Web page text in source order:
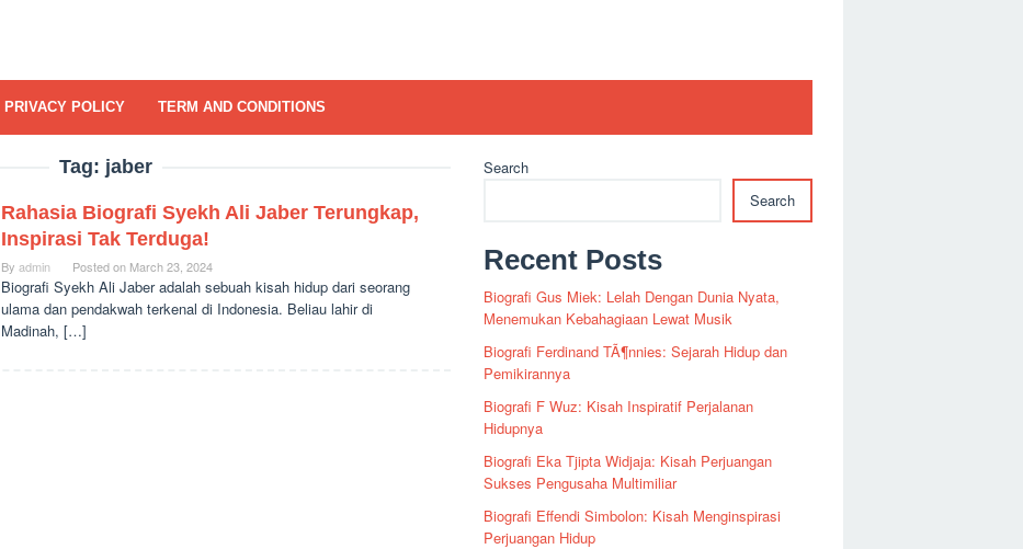
PRIVACY POLICY TERM AND CONDITIONS
Tag: jaber
Rahasia Biografi Syekh Ali Jaber Terungkap,
Inspirasi Tak Terduga!
By admin Posted on March 23, 2024
Biografi Syekh Ali Jaber adalah sebuah kisah hidup dari seorang
ulama dan pendakwah terkenal di Indonesia. Beliau lahir di
Madinah, […]
Search
Search
Recent Posts
Biografi Gus Miek: Lelah Dengan Dunia Nyata,
Menemukan Kebahagiaan Lewat Musik
Biografi Ferdinand TÃ¶nnies: Sejarah Hidup dan
Pemikirannya
Biografi F Wuz: Kisah Inspiratif Perjalanan
Hidupnya
Biografi Eka Tjipta Widjaja: Kisah Perjuangan
Sukses Pengusaha Multimiliar
Biografi Effendi Simbolon: Kisah Menginspirasi
Perjuangan Hidup